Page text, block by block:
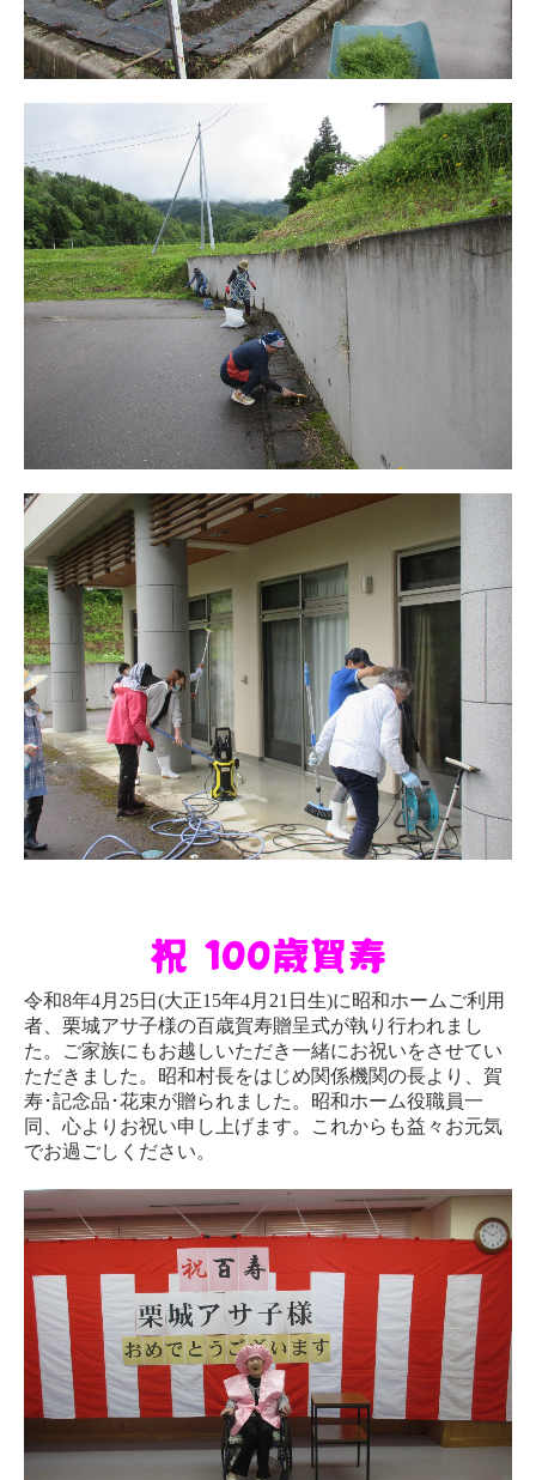
祝 100歳賀寿
令和8年4月25日 (大正15年4月21日生)に昭和ホームご利用
者、栗城アサ子様の百歳賀寿贈呈式が執り行われまし
た。ご家族にもお越しいただき一緒にお祝いをさせてい
ただきました。昭和村長をはじめ関係機関の長より、賀
寿･記念品･花束が贈られました。昭和ホーム役職員一
同、心よりお祝い申し上げます。これからも益々お元気
でお過ごしください。